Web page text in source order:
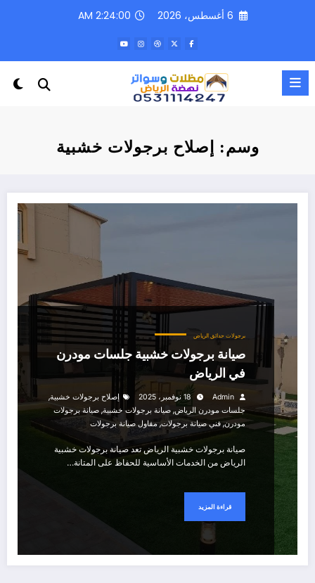
6 أغسطس، 2026 2:24:00 AM
وسم: إصلاح برجولات خشبية
برجولات حدائق الرياض
صيانة برجولات خشبية جلسات مودرن
في الرياض
Admin 18 نوفمبر، 2025 إصلاح برجولات خشبية,
جلسات مودرن الرياض, صيانة برجولات خشبية, صيانة برجولات
مودرن, فني صيانة برجولات,مقاول صيانة برجولات
صيانة برجولات خشبية الرياض تعد صيانة برجولات خشبية
الرياض من الخدمات الأساسية للحفاظ على المتانة…
قراءة المزيد